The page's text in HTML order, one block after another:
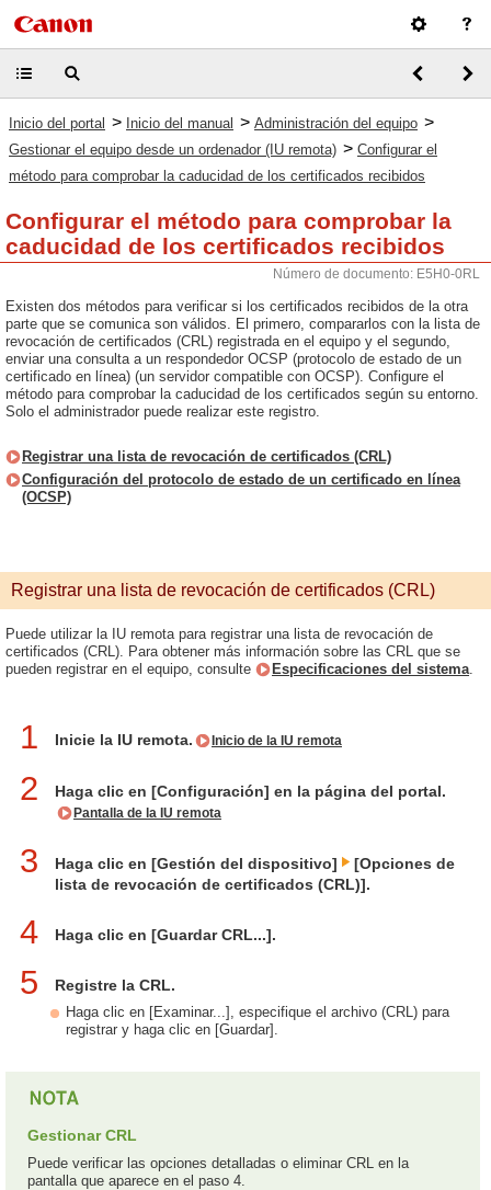
Inicio del portal > Inicio del manual > Administración del equipo >
Gestionar el equipo desde un ordenador (IU remota) > Configurar el
método para comprobar la caducidad de los certificados recibidos
Configurar el método para comprobar la
caducidad de los certificados recibidos
Número de documento: E5H0-0RL
Existen dos métodos para verificar si los certificados recibidos de la otra
parte que se comunica son válidos. El primero, compararlos con la lista de
revocación de certificados (CRL) registrada en el equipo y el segundo,
enviar una consulta a un respondedor OCSP (protocolo de estado de un
certificado en línea) (un servidor compatible con OCSP). Configure el
método para comprobar la caducidad de los certificados según su entorno.
Solo el administrador puede realizar este registro.
Registrar una lista de revocación de certificados (CRL)
Configuración del protocolo de estado de un certificado en línea
(OCSP)
Registrar una lista de revocación de certificados (CRL)
Puede utilizar la IU remota para registrar una lista de revocación de
certificados (CRL). Para obtener más información sobre las CRL que se
pueden registrar en el equipo, consulte
Especificaciones del sistema.
1 Inicie la IU remota. Inicio de la IU remota
2 Haga clic en [Configuración] en la página del portal.
Pantalla de la IU remota
3 Haga clic en [Gestión del dispositivo]
[Opciones de
lista de revocación de certificados (CRL)].
4 Haga clic en [Guardar CRL...].
5 Registre la CRL.
Haga clic en [Examinar...], especifique el archivo (CRL) para
registrar y haga clic en [Guardar].
Gestionar CRL
Puede verificar las opciones detalladas o eliminar CRL en la
pantalla que aparece en el paso 4.